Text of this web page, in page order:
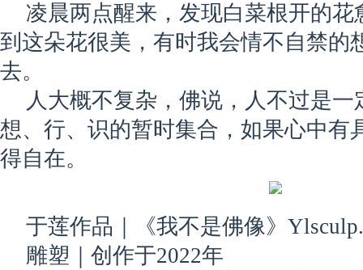
凌晨两点醒来，发现白菜根开的
到这朵花很美，有时我会情不自禁的
去。
人大概不复杂，佛说，人不过是
想、行、识的暂时集合，如果心中有
得自在。
于莲作品｜《我不是佛像》
雕塑｜创作于2022年